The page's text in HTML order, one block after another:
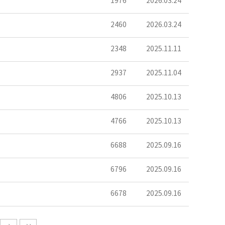
2460 2026.03.24
2348 2025.11.11
2937 2025.11.04
4806 2025.10.13
4766 2025.10.13
6688 2025.09.16
6796 2025.09.16
6678 2025.09.16